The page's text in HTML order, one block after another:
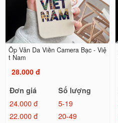
Ốp Vân Da Viền Camera Bạc - Việ
t Nam
28.000 đ
Đơn giá
Số lượng
24.000 đ
5-19
22.000 đ
20-49